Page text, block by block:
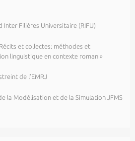
Inter Filières Universitaire (RIFU)
et collectes: méthodes et
linguistique en contexte roman »
de l’EMRJ
la Modélisation et de la Simulation JFMS